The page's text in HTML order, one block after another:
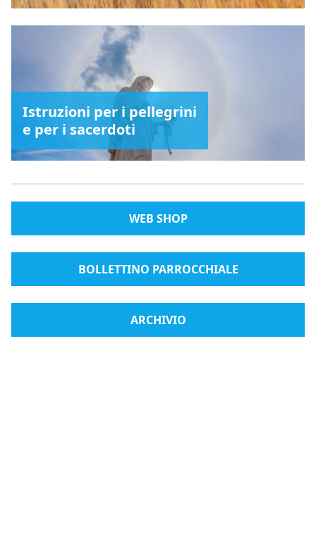
Istruzioni per i pellegrini
e per i sacerdoti
WEB SHOP
BOLLETTINO PARROCCHIALE
ARCHIVIO